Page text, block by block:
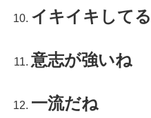
イキイキして
意志が強いね
一流だね